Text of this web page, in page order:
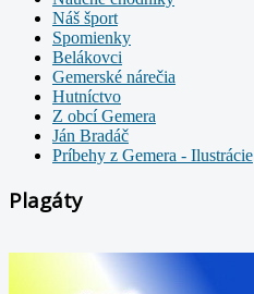
Náš šport
Spomienky
Belákovci
Gemerské nárečia
Hutníctvo
Z obcí Gemera
Ján Bradáč
Príbehy z Gemera - Ilustrácie
Plagáty